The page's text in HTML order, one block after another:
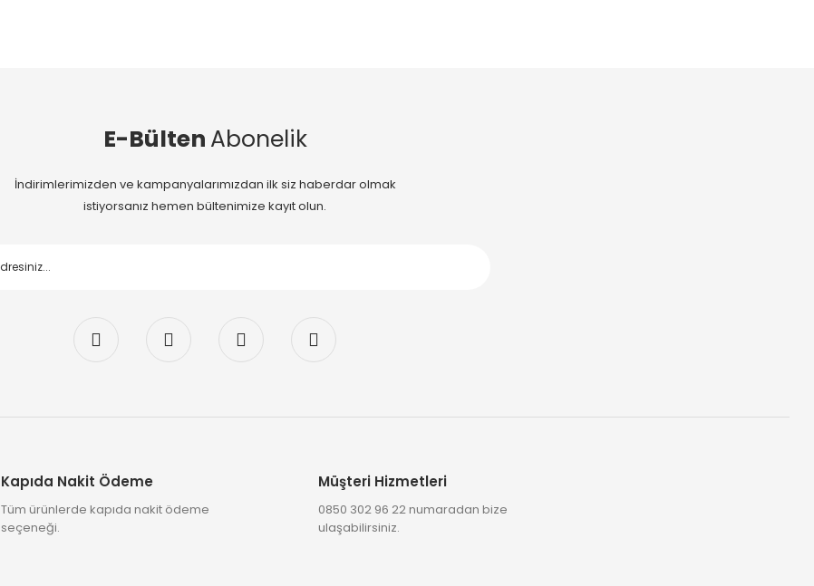
E-Bülten Abonelik
İndirimlerimizden ve kampanyalarımızdan ilk siz haberdar olmak
istiyorsanız hemen bültenimize kayıt olun.
Kapıda Nakit Ödeme
Tüm ürünlerde kapıda nakit ödeme
seçeneği.
Müşteri Hizmetleri
0850 302 96 22 numaradan bize
ulaşabilirsiniz.